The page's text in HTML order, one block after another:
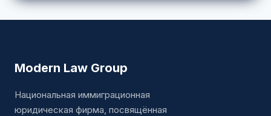
Modern Law Group
Национальная иммиграционная
юридическая фирма, посвящённая